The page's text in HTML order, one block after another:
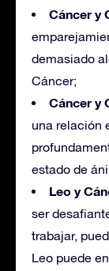
Cáncer y
demasiado
Cáncer;
Cáncer y
una relación
estado de
Leo y
ser
trabajar,
Leo puede